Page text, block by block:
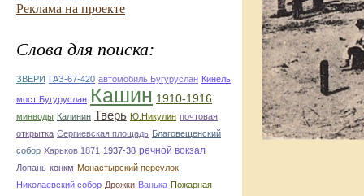
Реклама на проекте
Слова для поиска:
ЗВЕРИ ГАЗ-67-420 автомобиль Бугуруслан Кинель
мост Бугуруслан Кашин 1910-1916
минводы Калинин Тверь Ю.Никулин почтовая
открытка Сергиевская площадь Благовещенский
собор Харьков 1871 1937-38 речной вокзал
Лопань конкм Монастырский переулок
Николаевский собор Дрожки Ванька Пожарная